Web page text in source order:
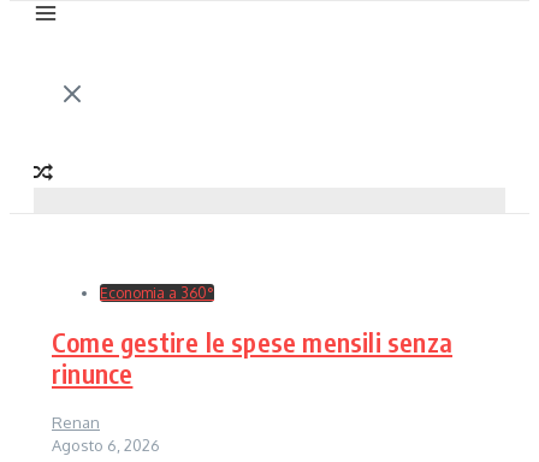
Economia a 360°
Come gestire le spese mensili senza
rinunce
Renan
Agosto 6, 2026